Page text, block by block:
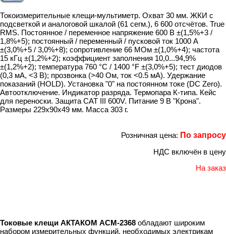
Токоизмерительные клещи-мультиметр. Охват 30 мм. ЖКИ с
подсветкой и аналоговой шкалой (61 сегм.), 6 600 отсчётов. True
RMS. Постоянное / переменное напряжение 600 В ±(1,5%+3 /
1,8%+5); постоянный / переменный / пусковой ток 1000 А
±(3,0%+5 / 3,0%+8); сопротивление 66 МОм ±(1,0%+4); частота
15 кГц ±(1,2%+2); коэффициент заполнения 10,0...94,9%
±(1,2%+2); температура 760 °C / 1400 °F ±(3,0%+5); тест диодов
(0,3 мА, <3 В); прозвонка (>40 Ом, ток <0.5 мА). Удержание
показаний (HOLD). Установка "0" на постоянном токе (DC Zero).
Автоотключение. Индикатор разряда. Термопара К-типа. Кейс
для переноски. Защита CAT III 600V. Питание 9 В "Крона".
Размеры 229х90х49 мм. Масса 303 г.
Розничная цена: По запросу
НДС включён в цену
На заказ
Токовые клещи АКТАКОМ АСМ-2368 обладают широким
набором измерительных функций, необходимых электрикам